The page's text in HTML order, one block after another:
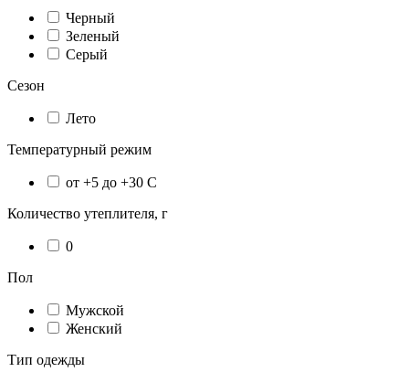
Черный
Зеленый
Серый
Сезон
Лето
Температурный режим
от +5 до +30 С
Количество утеплителя, г
0
Пол
Мужской
Женский
Тип одежды